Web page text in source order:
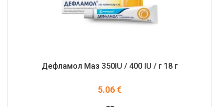
Дефламол Маз 350IU / 400 IU / г 18 г
5.06€